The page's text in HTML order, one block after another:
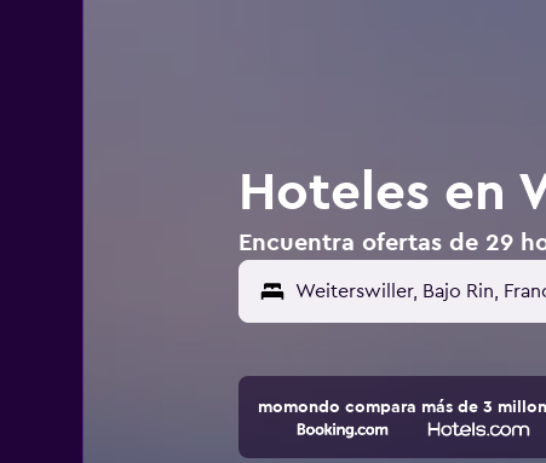
Hoteles en
Encuentra ofertas de 29
momondo compara más de 3